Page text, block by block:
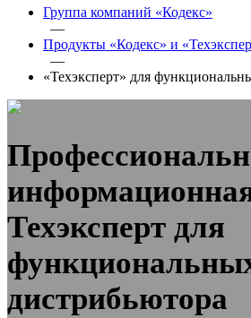
Группа компаний «Кодекс»
—
Продукты «Кодекс» и
—
«Техэксперт» для
Техэксперт для
дистрибьютора